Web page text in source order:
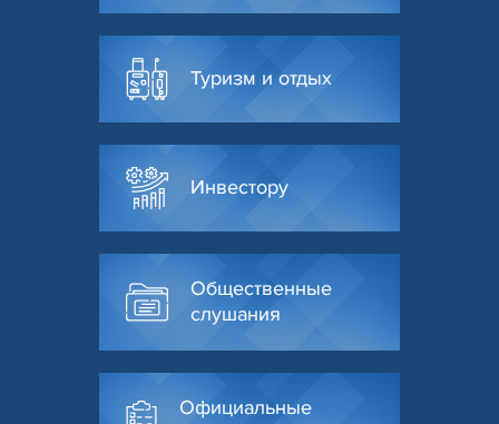
Туризм и отдых
Инвестору
Общественные
слушания
Официальные